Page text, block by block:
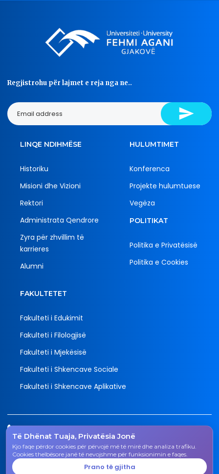
Të Dhënat Tuaja, Privatësia Jonë
Kjo faqe përdor cookies për përvojë më të mirë dhe analiza trafiku.
Cookies thelbësore janë të nevojshme për funksionimin e faqes.
Prano të gjitha
Regjistrohu për lajmet e reja nga ne..
LINQE NDIHMËSE
Historiku
Misioni dhe Vizioni
Rektori
Administrata Qendrore
Zyra për zhvillim të
karrieres
Alumni
HULUMTIMET
Konferenca
Projekte hulumtuese
Vegëza
POLITIKAT
Politika e Privatësisë
Politika e Cookies
FAKULTETET
Fakulteti i Edukimit
Fakulteti i Filologjisë
Fakulteti i Mjekësisë
Fakulteti i Shkencave Sociale
Fakulteti i Shkencave Aplikative
Tel.
038 200 20 831
Email
rektorati@uni-gjk.org